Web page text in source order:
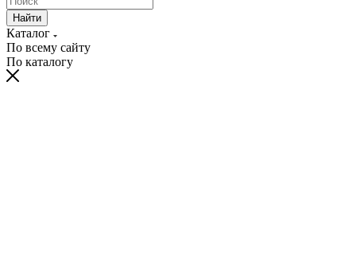
Найти
Каталог
По всему сайту
По каталогу